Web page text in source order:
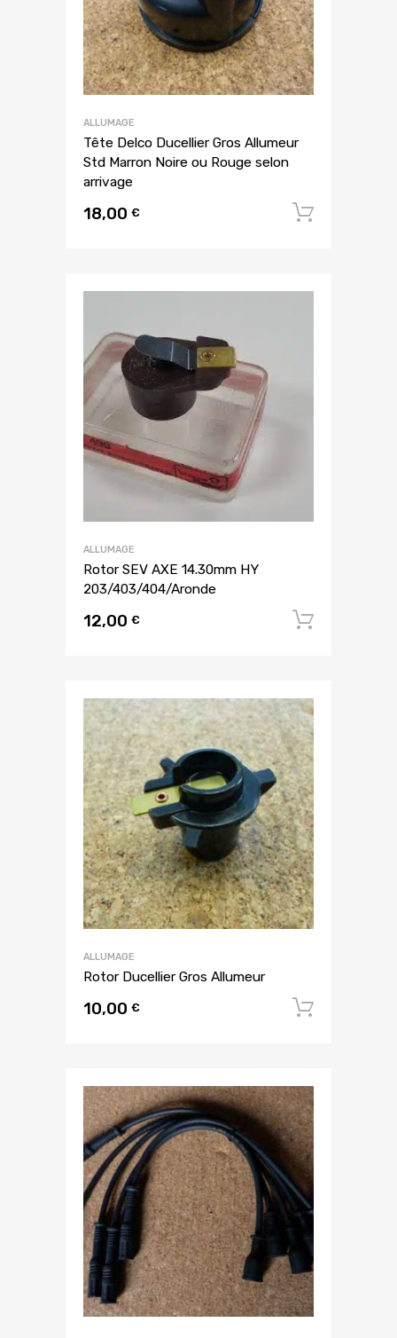
ALLUMAGE
Tête Delco Ducellier Gros Allumeur
Std Marron Noire ou Rouge selon
arrivage
18,00 €
ALLUMAGE
Rotor SEV AXE 14.30mm HY
203/403/404/Aronde
12,00 €
ALLUMAGE
Rotor Ducellier Gros Allumeur
10,00 €